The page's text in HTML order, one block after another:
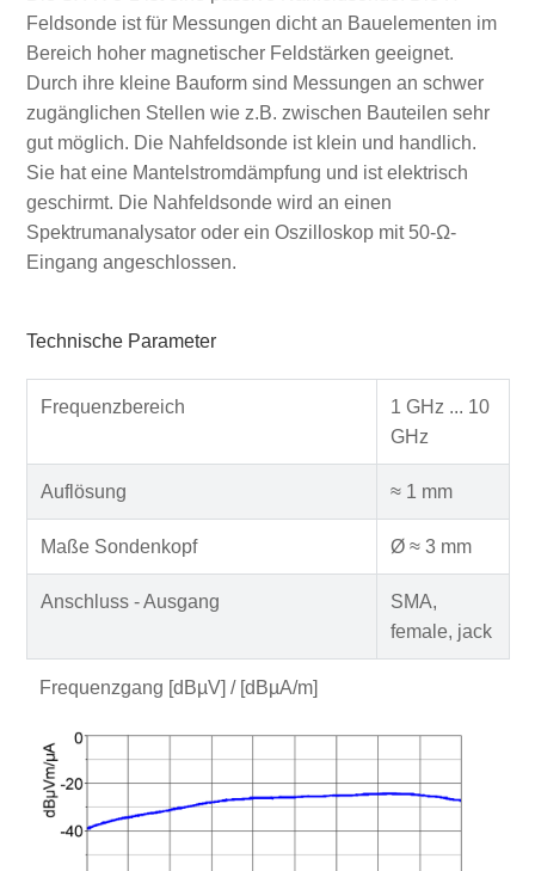
Feldsonde ist für Messungen dicht an Bauelementen im
Bereich hoher magnetischer Feldstärken geeignet.
Durch ihre kleine Bauform sind Messungen an schwer
zugänglichen Stellen wie z.B. zwischen Bauteilen sehr
gut möglich. Die Nahfeldsonde ist klein und handlich.
Sie hat eine Mantelstromdämpfung und ist elektrisch
geschirmt. Die Nahfeldsonde wird an einen
Spektrumanalysator oder ein Oszilloskop mit 50-Ω-
Eingang angeschlossen.
Technische Parameter
Frequenzbereich
1 GHz ... 10
GHz
Auflösung ≈ 1 mm
Maße Sondenkopf Ø ≈ 3 mm
Anschluss - Ausgang
SMA,
female, jack
Frequenzgang [dBµV] / [dBµA/m]